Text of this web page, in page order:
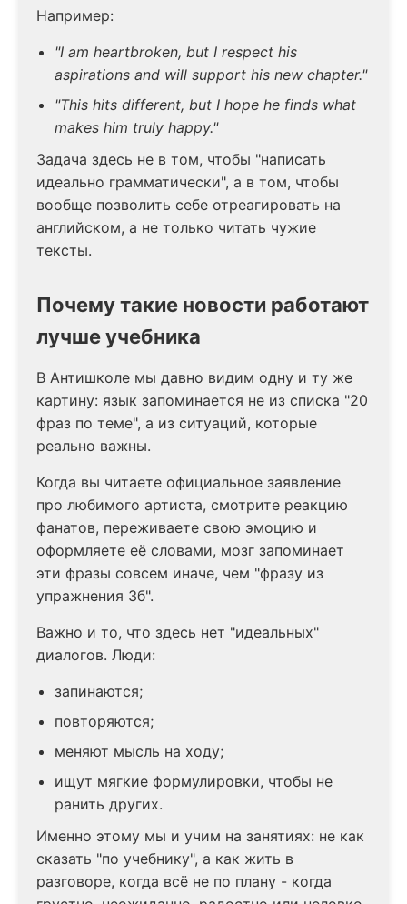
Например:
"I am heartbroken, but I respect his
aspirations and will support his new chapter."
"This hits different, but I hope he finds what
makes him truly happy."
Задача здесь не в том, чтобы "написать
идеально грамматически", а в том, чтобы
вообще позволить себе отреагировать на
английском, а не только читать чужие
тексты.
Почему такие новости работают
лучше учебника
В Антишколе мы давно видим одну и ту же
картину: язык запоминается не из списка "20
фраз по теме", а из ситуаций, которые
реально важны.
Когда вы читаете официальное заявление
про любимого артиста, смотрите реакцию
фанатов, переживаете свою эмоцию и
оформляете её словами, мозг запоминает
эти фразы совсем иначе, чем "фразу из
упражнения 3б".
Важно и то, что здесь нет "идеальных"
диалогов. Люди:
запинаются;
повторяются;
меняют мысль на ходу;
ищут мягкие формулировки, чтобы не
ранить других.
Именно этому мы и учим на занятиях: не как
сказать "по учебнику", а как жить в
разговоре, когда всё не по плану - когда